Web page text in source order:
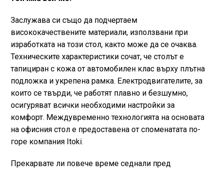
Заслужава си също да подчертаем
висококачествените материали, използвани при
изработката на този стол, както може да се очаква.
Техническите характеристики сочат, че столът е
тапициран с кожа от автомобилен клас върху плътна
подложка и укрепена рамка. Електродвигателите, за
които се твърди, че работят плавно и безшумно,
осигуряват всички необходими настройки за
комфорт. Междувременно технологията на основата
на офисния стол е предоставена от споменатата по-
горе компания Itoki.
Прекарвате ли повече време седнали пред